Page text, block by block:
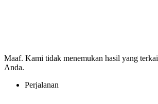
Maaf. Kami tidak menemukan hasil yang
Anda.
Perjalanan